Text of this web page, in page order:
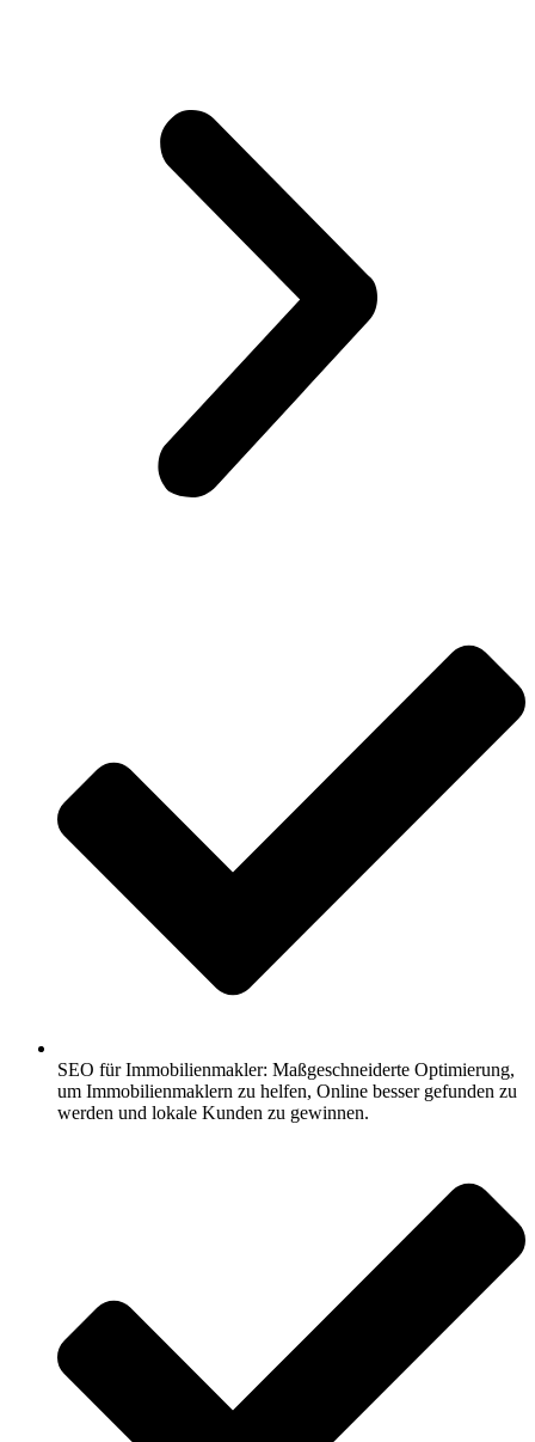
SEO für Immobilienmakler: Maßgeschneiderte Optimierung,
um Immobilienmaklern zu helfen, Online besser gefunden zu
werden und lokale Kunden zu gewinnen.